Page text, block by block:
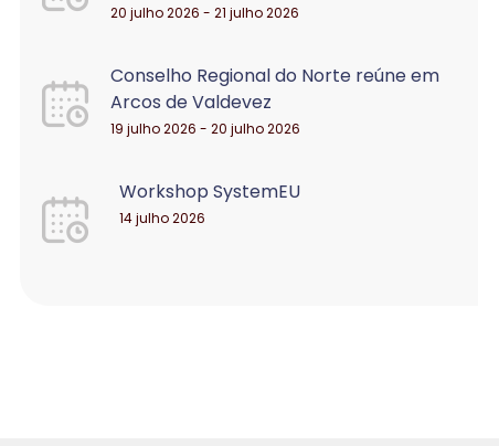
20 julho 2026 - 21 julho 2026
Conselho Regional do Norte reúne em
Arcos de Valdevez
19 julho 2026 - 20 julho 2026
Workshop SystemEU
14 julho 2026